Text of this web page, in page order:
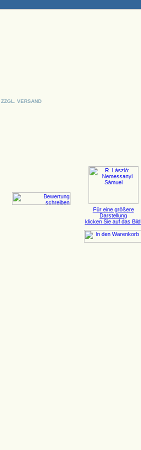
ZZGL. VERSAND
Für eine größere
Darstellung
klicken Sie auf das Bild.